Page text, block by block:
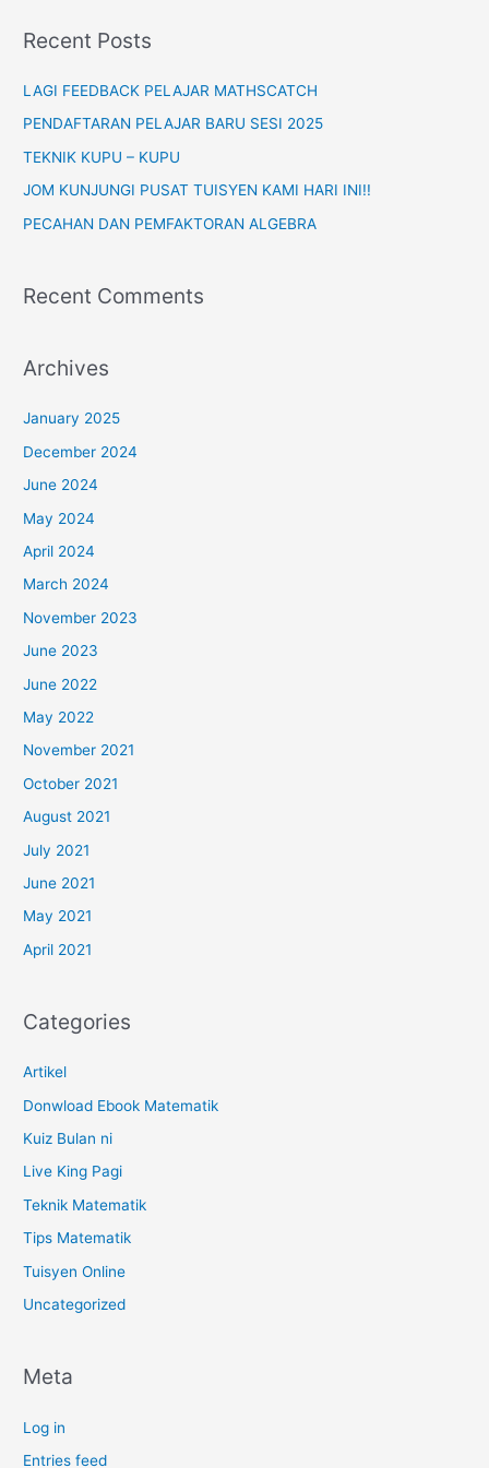
r
h
f
o
Recent Posts
LAGI FEEDBACK PELAJAR MATHSCATCH
PENDAFTARAN PELAJAR BARU SESI 2025
TEKNIK KUPU – KUPU
JOM KUNJUNGI PUSAT TUISYEN KAMI HARI INI!!
PECAHAN DAN PEMFAKTORAN ALGEBRA
Recent Comments
Archives
January 2025
December 2024
June 2024
May 2024
April 2024
March 2024
November 2023
June 2023
June 2022
May 2022
November 2021
October 2021
August 2021
July 2021
June 2021
May 2021
April 2021
Categories
Artikel
Donwload Ebook Matematik
Kuiz Bulan ni
Live King Pagi
Teknik Matematik
Tips Matematik
Tuisyen Online
Uncategorized
Meta
Log in
Entries feed